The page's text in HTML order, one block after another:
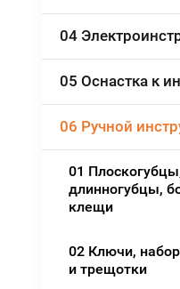
04
05 Оснастка к
06 Ручной
01
длинногубцы,
клещи
02 Ключи,
и трещотки